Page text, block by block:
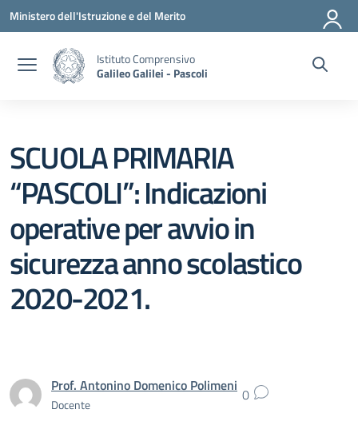
Vai ai contenuti
Vai al menu di navigazione
Vai al footer
Ministero dell'Istruzione e del Merito
Istituto Comprensivo
Galileo Galilei - Pascoli
SCUOLA PRIMARIA
“PASCOLI”: Indicazioni
operative per avvio in
sicurezza anno scolastico
2020-2021.
Prof. Antonino Domenico Polimeni
Docente 0